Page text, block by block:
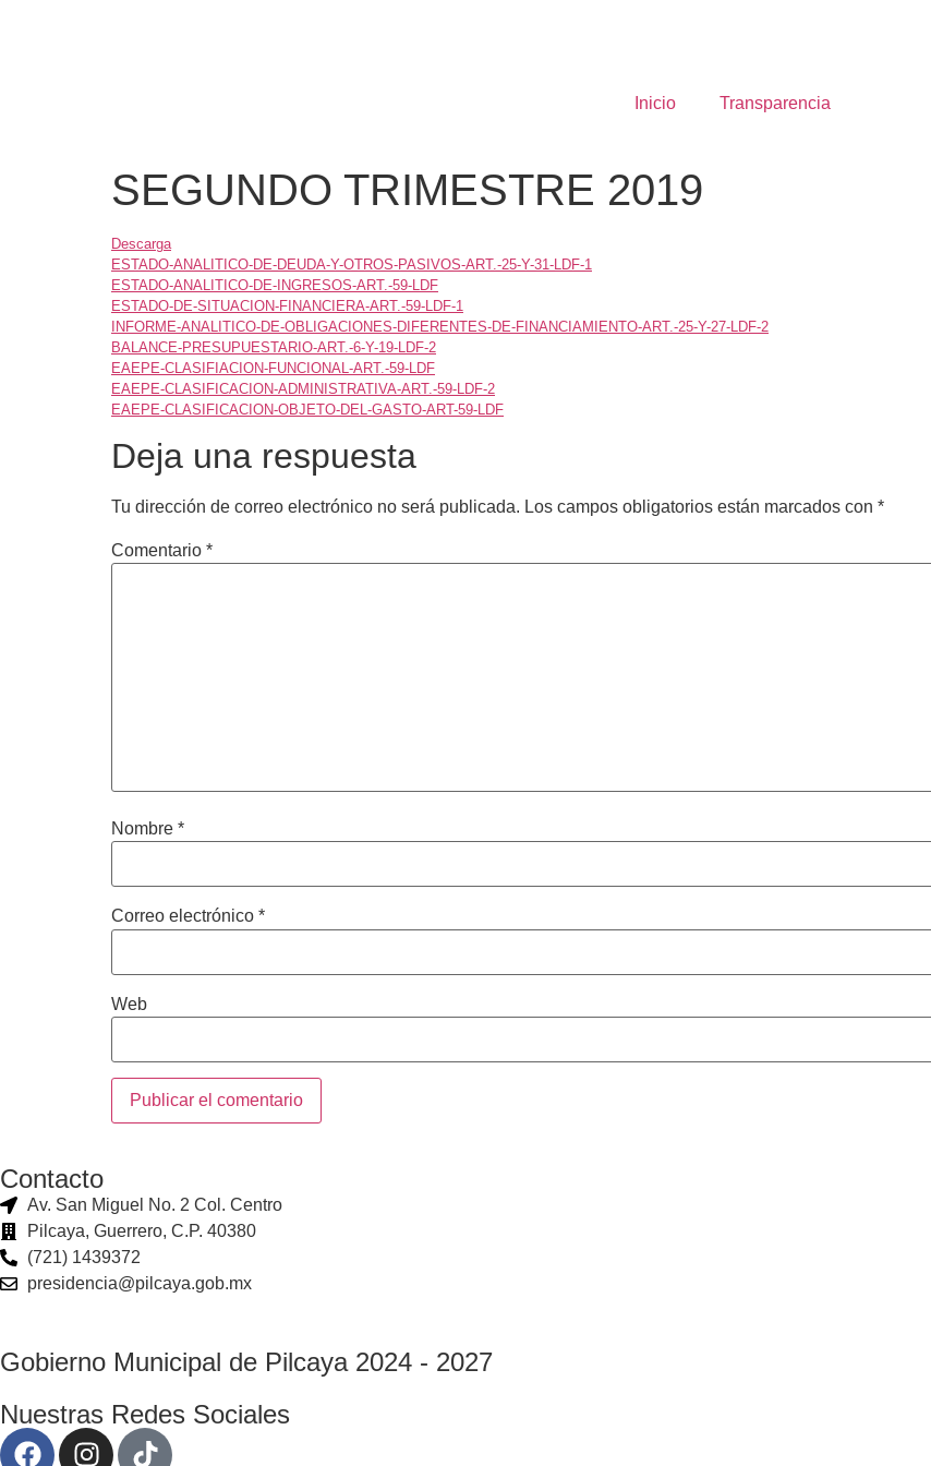
Inicio Transparencia
SEGUNDO TRIMESTRE 2019
Descarga
ESTADO-ANALITICO-DE-DEUDA-Y-OTROS-PASIVOS-ART.-25-Y-31-LDF-1
ESTADO-ANALITICO-DE-INGRESOS-ART.-59-LDF
ESTADO-DE-SITUACION-FINANCIERA-ART.-59-LDF-1
INFORME-ANALITICO-DE-OBLIGACIONES-DIFERENTES-DE-FINANCIAMIENTO-ART.-25-Y-27-LDF-2
BALANCE-PRESUPUESTARIO-ART.-6-Y-19-LDF-2
EAEPE-CLASIFIACION-FUNCIONAL-ART.-59-LDF
EAEPE-CLASIFICACION-ADMINISTRATIVA-ART.-59-LDF-2
EAEPE-CLASIFICACION-OBJETO-DEL-GASTO-ART-59-LDF
Deja una respuesta
Tu dirección de correo electrónico no será publicada. Los campos obligatorios están marcados con *
Comentario *
Nombre *
Correo electrónico *
Web
Contacto
Av. San Miguel No. 2 Col. Centro
Pilcaya, Guerrero, C.P. 40380
(721) 1439372
presidencia@pilcaya.gob.mx
Gobierno Municipal de Pilcaya 2024 - 2027
Nuestras Redes Sociales